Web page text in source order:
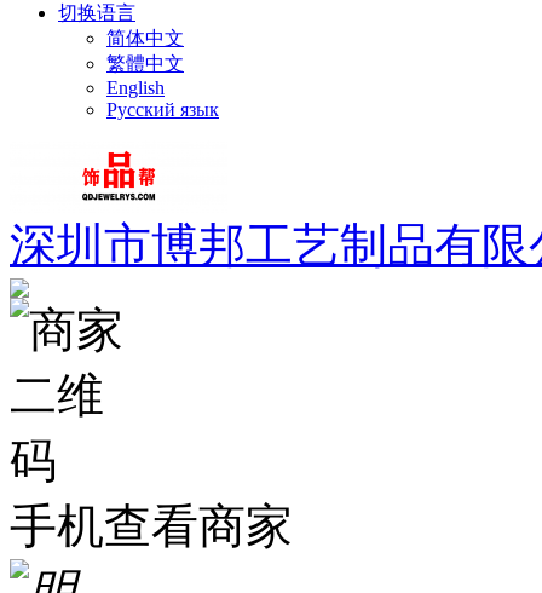
切换语言
简体中文
繁體中文
English
Русский язык
深圳市博邦工艺制品有限
手机查看商家